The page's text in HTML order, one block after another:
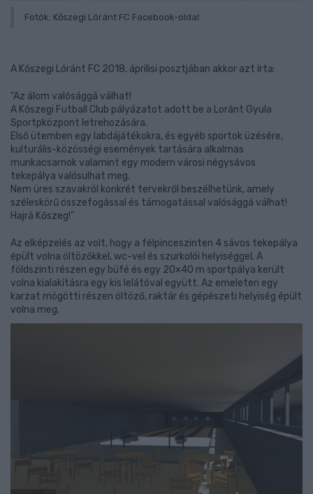
Fotók: Kőszegi Lóránt FC Facebook-oldal
A Kőszegi Lóránt FC 2018. áprilisi posztjában akkor azt írta:
"Az álom valósággá válhat!
A Kőszegi Futball Club pályázatot adott be a Loránt Gyula
Sportpközpont letrehozására.
Első ütemben egy labdájátékokra, és egyéb sportok üzésére,
kulturális-közösségi események tartására alkalmas
munkacsarnok valamint egy modern városi négysávos
tekepálya valósulhat meg.
Nem üres szavakról konkrét tervekről beszélhetünk, amely
széleskörű összefogással és támogatással valósággá válhat!
Hajrá Kőszeg!"
Az elképzelés az volt, hogy a félpinceszinten 4 sávos tekepálya
épült volna öltözőkkel, wc-vel és szurkolói helyiséggel. A
földszinti részen egy büfé és egy 20×40 m sportpálya került
volna kialakításra egy kis lelátóval együtt. Az emeleten egy
karzat mögötti részen öltöző, raktár és gépészeti helyiség épült
volna meg.